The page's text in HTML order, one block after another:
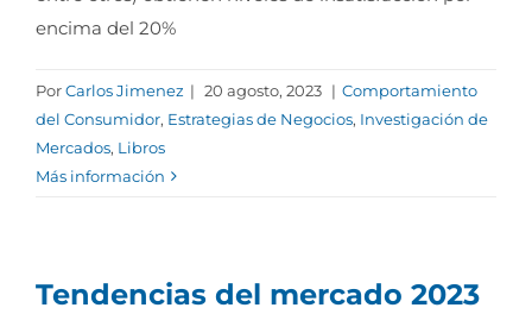
encima del 20%
PorCarlos Jimenez | 20 agosto, 2023 | Comportamiento
del Consumidor, Estrategias de Negocios, Investigación de
Mercados, Libros
Más información
Tendencias del mercado 2023